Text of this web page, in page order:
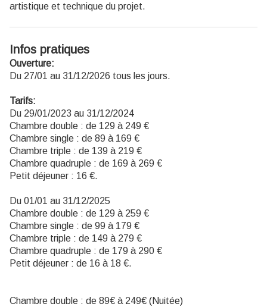
artistique et technique du projet.
Infos pratiques
Ouverture:
Du 27/01 au 31/12/2026 tous les jours.
Tarifs:
Du 29/01/2023 au 31/12/2024
Chambre double : de 129 à 249 €
Chambre single : de 89 à 169 €
Chambre triple : de 139 à 219 €
Chambre quadruple : de 169 à 269 €
Petit déjeuner : 16 €.
Du 01/01 au 31/12/2025
Chambre double : de 129 à 259 €
Chambre single : de 99 à 179 €
Chambre triple : de 149 à 279 €
Chambre quadruple : de 179 à 290 €
Petit déjeuner : de 16 à 18 €.
Chambre double : de 89€ à 249€ (Nuitée)